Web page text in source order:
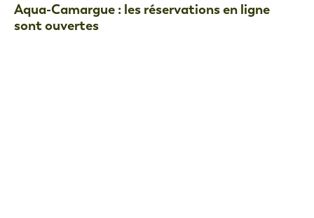
Aqua-Camargue : les réservations en ligne
sont ouvertes